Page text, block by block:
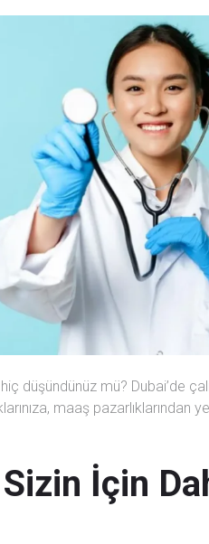
düşündünüz mü? Dubai’de
maaş pazarlıklarından
Sizin İçin